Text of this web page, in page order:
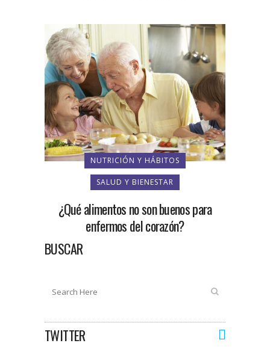
NUTRICIÓN Y HÁBITOS
SALUD Y BIENESTAR
¿Qué alimentos no son buenos para
enfermos del corazón?
BUSCAR
TWITTER